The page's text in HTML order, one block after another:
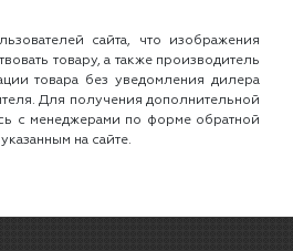
сайта, что изображения
товару, а также производитель
товара без уведомления дилера
Для получения дополнительной
с менеджерами по форме обратной
на сайте.